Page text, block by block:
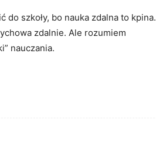
szkoły, bo nauka zdalna to kpina.
zdalnie. Ale rozumiem
nauczania.